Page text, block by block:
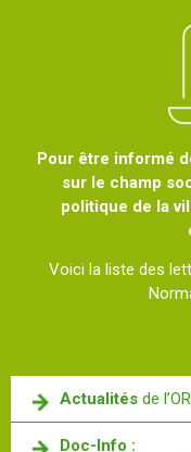
Pour être informé
sur le champ
politique de la
Voici la liste des
Actualités de
Doc-Info :